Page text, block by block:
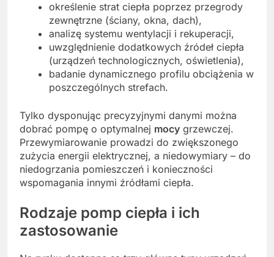
określenie strat ciepła poprzez przegrody
zewnętrzne (ściany, okna, dach),
analizę systemu wentylacji i rekuperacji,
uwzględnienie dodatkowych źródeł ciepła
(urządzeń technologicznych, oświetlenia),
badanie dynamicznego profilu obciążenia w
poszczególnych strefach.
Tylko dysponując precyzyjnymi danymi można
dobrać pompę o optymalnej mocy grzewczej.
Przewymiarowanie prowadzi do zwiększonego
zużycia energii elektrycznej, a niedowymiary – do
niedogrzania pomieszczeń i konieczności
wspomagania innymi źródłami ciepła.
Rodzaje pomp ciepła i ich
zastosowanie